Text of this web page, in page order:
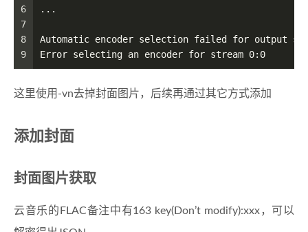
6
7
8
9
...
Automatic encoder selection failed for output
Error selecting an encoder for stream 0:0
这里使用-vn去掉封面图片，后续再通过其它方式添加
添加封面
封面图片获取
云音乐的FLAC备注中有163 key(Don’t modify):xxx，可以